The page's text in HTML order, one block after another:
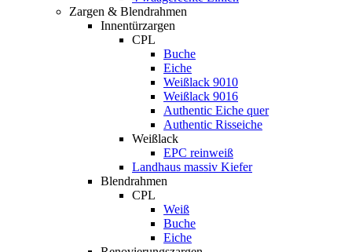
Zargen & Blendrahmen
Innentürzargen
CPL
Buche
Eiche
Weißlack 9010
Weißlack 9016
Authentic Eiche quer
Authentic Risseiche
Weißlack
EPC reinweiß
Landhaus massiv Kiefer
Blendrahmen
CPL
Weiß
Buche
Eiche